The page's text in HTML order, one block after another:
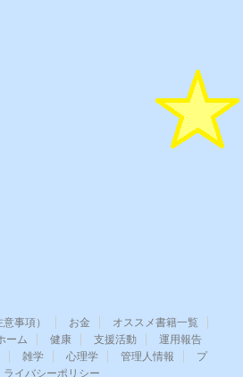
事項） お金
オススメ書籍一覧
ーム 健康 支援活動
運用報告
雑学 心理学 管理人情報
プ
ライバシーポリシー